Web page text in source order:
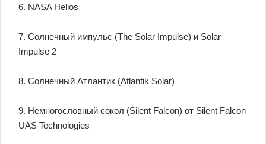
6. NASA Helios
7. Солнечный импульс (The Solar Impulse) и Solar
Impulse 2
8. Солнечный Атлантик (Atlantik Solar)
9. Немногословный сокол (Silent Falcon) от Silent Falcon
UAS Technologies